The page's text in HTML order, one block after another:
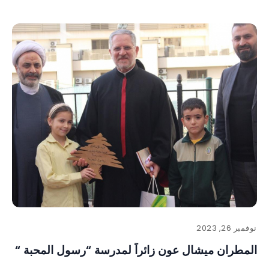
نوفمبر 26, 2023
المطران ميشال عون زائراً لمدرسة “رسول المحبة “